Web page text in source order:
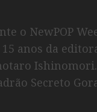
o NewPOP
anos da
Secreto